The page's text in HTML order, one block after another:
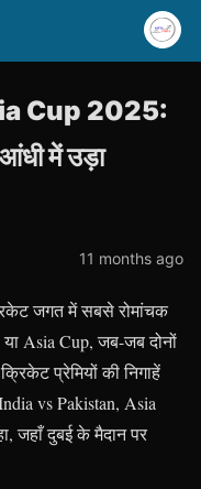
Cup 2025:
में उड़ा
11 months ago
जगत में सबसे रोमांचक
या Asia Cup, जब-जब दोनों
प्रेमियों की निगाहें
vs Pakistan, Asia
जहाँ दुबई के मैदान पर